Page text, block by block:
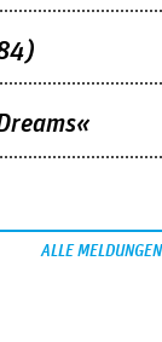
ALLE MELDUNGEN